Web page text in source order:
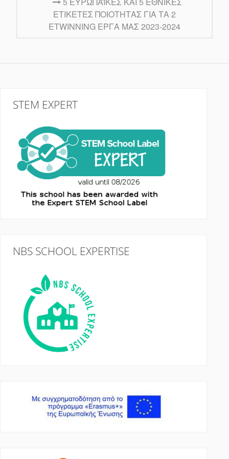
ΕΤΙΚΈΤΕΣ ΠΟΙΌΤΗΤΑΣ ΓΙΑ ΤΑ 2
ETWINNING ΈΡΓΑ ΜΑΣ 2023-2024
STEM EXPERT
NBS SCHOOL EXPERTISE